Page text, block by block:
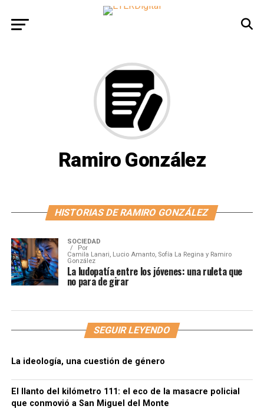
Ramiro González
HISTORIAS DE RAMIRO GONZÁLEZ
SOCIEDAD
Por
Camila Lanari, Lucio Amanto, Sofía La Regina y Ramiro
González
La ludopatía entre los jóvenes: una ruleta que
no para de girar
SEGUIR LEYENDO
La ideología, una cuestión de género
El llanto del kilómetro 111: el eco de la masacre policial
que conmovió a San Miguel del Monte